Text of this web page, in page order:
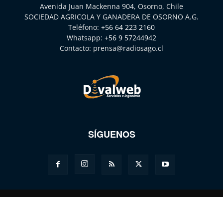
Avenida Juan Mackenna 904, Osorno, Chile
SOCIEDAD AGRICOLA Y GANADERA DE OSORNO A.G.
Teléfono: +56 64 223 2160
Whatsapp: +56 9 57244942
Contacto: prensa@radiosago.cl
SÍGUENOS